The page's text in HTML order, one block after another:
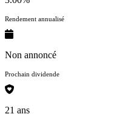
Rendement annualisé
Non annoncé
Prochain dividende
21 ans